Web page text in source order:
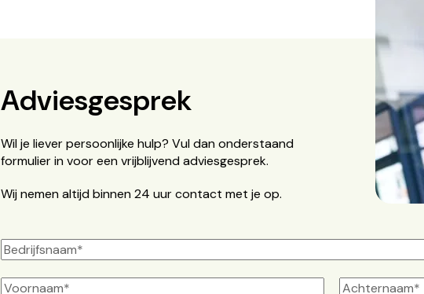
Adviesgesprek
Wil je liever persoonlijke hulp? Vul dan onderstaand
formulier in voor een vrijblijvend adviesgesprek.
Wij nemen altijd binnen 24 uur contact met je op.